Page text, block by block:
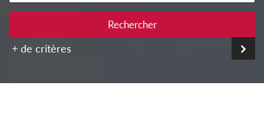
Rechercher
+ de critères